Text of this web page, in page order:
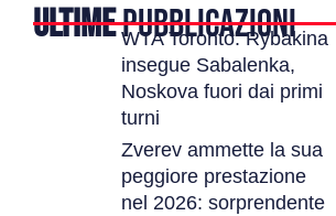
ULTIMEPUBBLICAZIONI
WTA Toronto: Rybakina
insegue Sabalenka,
Noskova fuori dai primi
turni
Zverev ammette la sua
peggiore prestazione
nel 2026: sorprendente